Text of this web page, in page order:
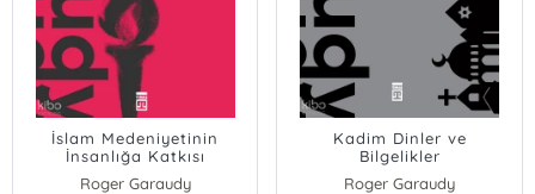
İslam Medeniyetinin
İnsanlığa Katkısı
Roger Garaudy
Kadim Dinler ve
Bilgelikler
Roger Garaudy